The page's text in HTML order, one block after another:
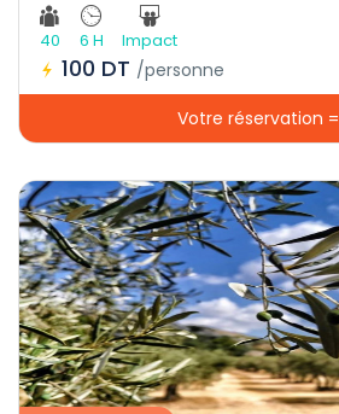
40 6 H Impact
100 DT /personne
Votre réservation =